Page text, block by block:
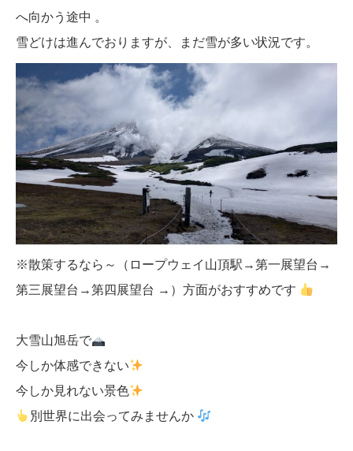
へ向かう途中 。
雪どけは進んでおりますが、まだ雪が多い状況です。
※散策するなら～（ロープウェイ山頂駅→第一展望台→
第三展望台→第四展望台 →）方面がおすすめです
大雪山旭岳で
今しか体感できない
今しか見れない景色
別世界に出会ってみませんか